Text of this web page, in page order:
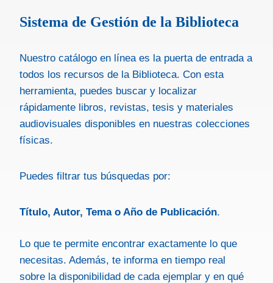
Sistema de Gestión de la Biblioteca
Nuestro catálogo en línea es la puerta de entrada a
todos los recursos de la Biblioteca. Con esta
herramienta, puedes buscar y localizar
rápidamente libros, revistas, tesis y materiales
audiovisuales disponibles en nuestras colecciones
físicas.
Puedes filtrar tus búsquedas por:
Título, Autor, Tema o Año de Publicación.
Lo que te permite encontrar exactamente lo que
necesitas. Además, te informa en tiempo real
sobre la disponibilidad de cada ejemplar y en qué